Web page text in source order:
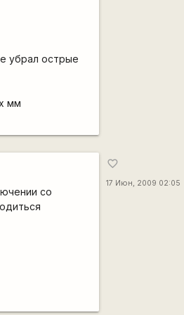
убрал острые
мм
со
favorite_border
17 Июн, 2009 02:05